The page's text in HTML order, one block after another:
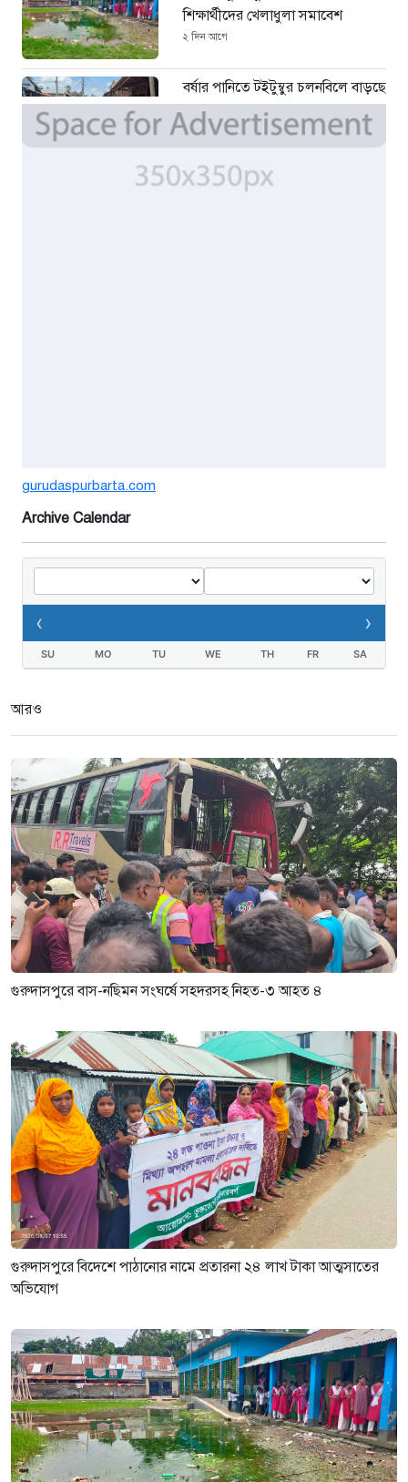
শিক্ষার্থীদের খেলাধুলা সমাবেশ
২ দিন আগে
বর্ষার পানিতে টইটুম্বুর চলনবিলে বাড়ছে
ডিঙি নৌকার চাহিদা
৪ দিন আগে
সিন্ডিকেটের কবজায় পাটের বাজার,
তথ্যবিভ্রাট সংবাদের প্রতিবাদে
gurudaspurbarta.com
Archive Calendar
‹ ›
SU MO TU WE TH FR SA
আরও
গুরুদাসপুরে বাস-নছিমন সংঘর্ষে সহদরসহ নিহত-৩ আহত ৪
গুরুদাসপুরে বিদেশে পাঠানোর নামে প্রতারনা ২৪ লাখ টাকা আত্মসাতের
অভিযোগ